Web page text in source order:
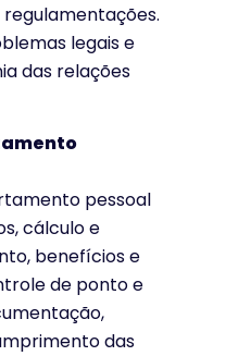
legais e
das relações
pessoal
cálculo e
benefícios e
de ponto e
das